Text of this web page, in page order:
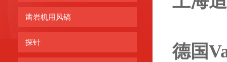
凿岩机用风镐
探针 德国